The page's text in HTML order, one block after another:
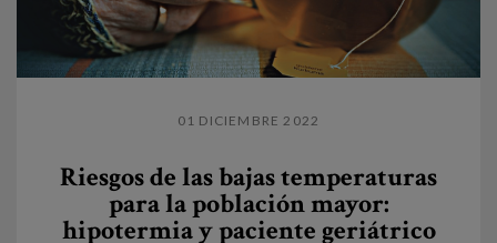
01 DICIEMBRE 2022
Riesgos de las bajas temperaturas
para la población mayor:
hipotermia y paciente geriátrico